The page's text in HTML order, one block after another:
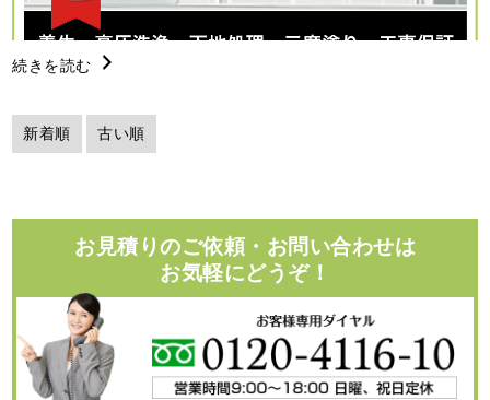
続きを読む
新着順 古い順
お見積りのご依頼・お問い合わせは
お気軽にどうぞ！